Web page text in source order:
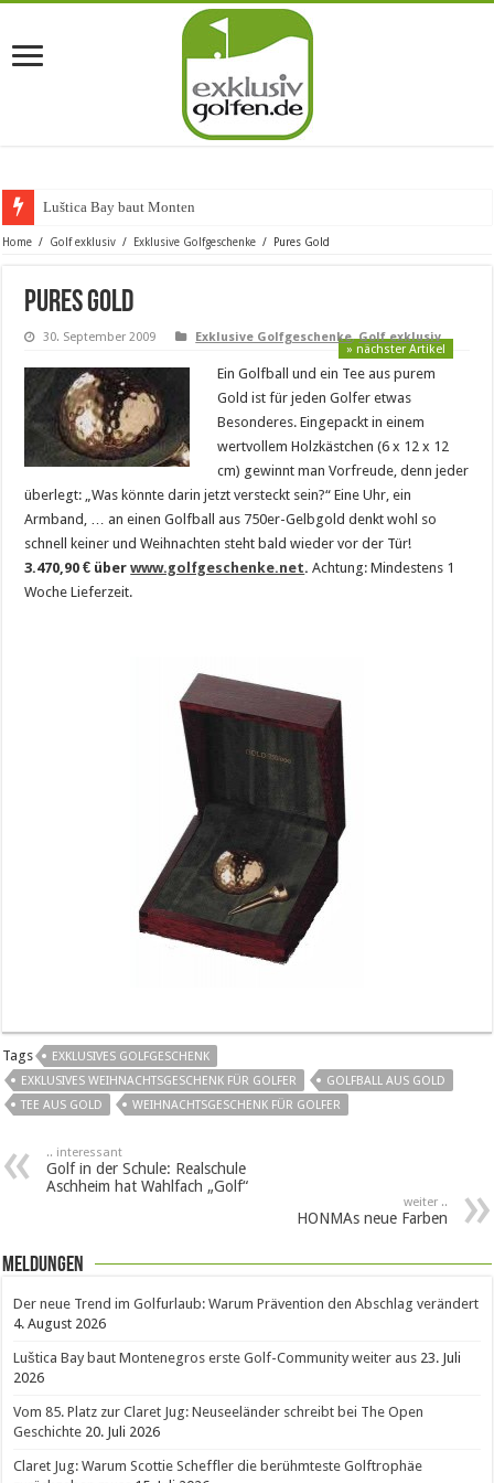
Luštica Bay baut Montenegros
Home / Golf exklusiv / Exklusive Golfgeschenke / Pures Gold
Pures Gold
30. September 2009 Exklusive Golfgeschenke,Golf exklusiv
» nächster Artikel
Ein Golfball und ein Tee aus purem
Gold ist für jeden Golfer etwas
Besonderes. Eingepackt in einem
wertvollem Holzkästchen (6 x 12 x 12
cm) gewinnt man Vorfreude, denn jeder
überlegt: „Was könnte darin jetzt versteckt sein?“ Eine Uhr, ein
Armband, … an einen Golfball aus 750er-Gelbgold denkt wohl so
schnell keiner und Weihnachten steht bald wieder vor der Tür!
3.470,90 € überwww.golfgeschenke.net. Achtung: Mindestens 1
Woche Lieferzeit.
Tags
EXKLUSIVES GOLFGESCHENK
EXKLUSIVES WEIHNACHTSGESCHENK FÜR GOLFER
GOLFBALL AUS GOLD
TEE AUS GOLD
WEIHNACHTSGESCHENK FÜR GOLFER
.. interessant
Golf in der Schule: Realschule
Aschheim hat Wahlfach „Golf“
weiter ..
HONMAs neue Farben
Meldungen
Der neue Trend im Golfurlaub: Warum Prävention den Abschlag verändert
4. August 2026
Luštica Bay baut Montenegros erste Golf-Community weiter aus 23. Juli
2026
Vom 85. Platz zur Claret Jug: Neuseeländer schreibt bei The Open
Geschichte 20. Juli 2026
Claret Jug: Warum Scottie Scheffler die berühmteste Golftrophäe